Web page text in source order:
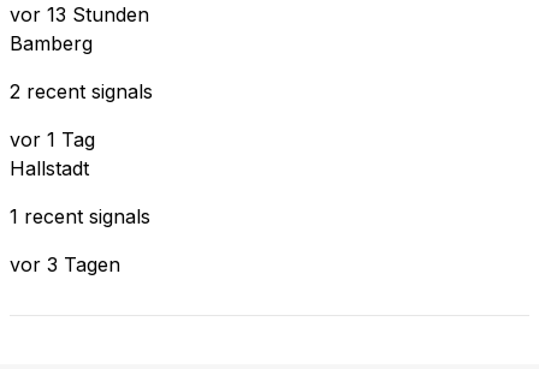
vor 13 Stunden
Bamberg
2 recent signals
vor 1 Tag
Hallstadt
1 recent signals
vor 3 Tagen